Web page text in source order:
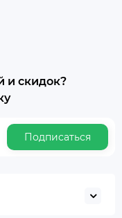
и скидок?
Подписаться